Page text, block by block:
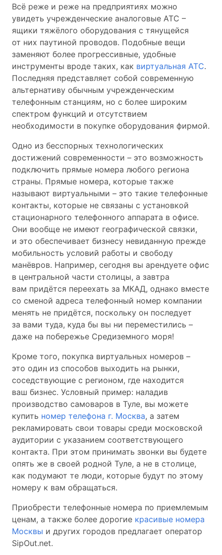
Всё реже и реже на предприятиях можно
увидеть учрежденческие аналоговые АТС –
ящики тяжёлого оборудования с тянущейся
от них паутиной проводов. Подобные вещи
заменяют более прогрессивные, удобные
инструменты вроде таких, как виртуальная АТС.
Последняя представляет собой современную
альтернативу обычным учрежденческим
телефонным станциям, но с более широким
спектром функций и отсутствием
необходимости в покупке оборудования фирмой.
Одно из бесспорных технологических
достижений современности – это возможность
подключить прямые номера любого региона
страны. Прямые номера, которые также
называют виртуальными – это такие телефонные
контакты, которые не связаны с установкой
стационарного телефонного аппарата в офисе.
Они вообще не имеют географической связки,
и это обеспечивает бизнесу невиданную прежде
мобильность условий работы и свободу
манёвров. Например, сегодня вы арендуете офис
в центральной части столицы, а завтра
вам придётся переехать за МКАД, однако вместе
со сменой адреса телефонный номер компании
менять не придётся, поскольку он последует
за вами туда, куда бы вы ни переместились –
даже на побережье Средиземного моря!
Кроме того, покупка виртуальных номеров –
это один из способов выходить на рынки,
соседствующие с регионом, где находится
ваш бизнес. Условный пример: наладив
производство самоваров в Туле, вы можете
купить номер телефона г. Москва, а затем
рекламировать свои товары среди московской
аудитории с указанием соответствующего
контакта. При этом принимать звонки вы будете
опять же в своей родной Туле, а не в столице,
как подумают те люди, которые будут по этому
номеру к вам обращаться.
Приобрести телефонные номера по приемлемым
ценам, а также более дорогие красивые номера
Москвы и других городов предлагает оператор
SipOut.net.